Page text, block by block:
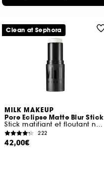
MILK MAKEUP
Pore Eclipse Matte Blur Stick
Stick matifiant et floutant non comédogène
222
42,00€
Clean at Sephora